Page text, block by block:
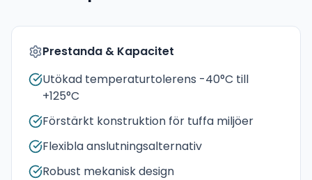
Prestanda & Kapacitet
Utökad temperaturtolerens -40°C till
+125°C
Förstärkt konstruktion för tuffa miljöer
Flexibla anslutningsalternativ
Robust mekanisk design